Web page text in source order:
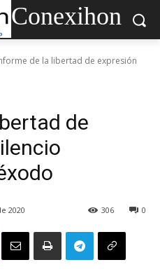
Conexihon
de la libertad de expresión
de
2020 0
306